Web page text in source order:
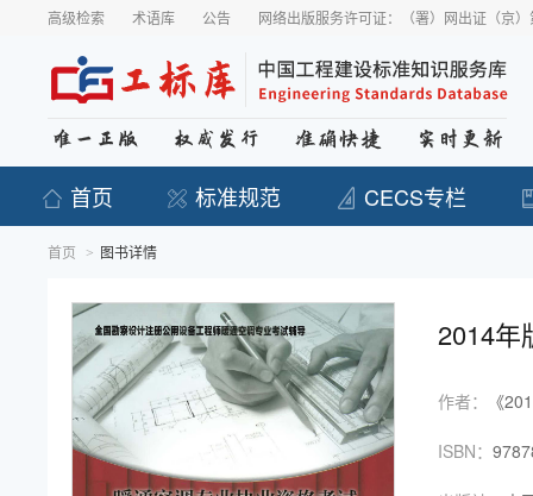
高级检索 术语库 公告 网络出版服务许可证：（署）网出证（京
首页 标准规范 CECS专栏
首页 > 图书详情
2014年
作者： 《
ISBN：